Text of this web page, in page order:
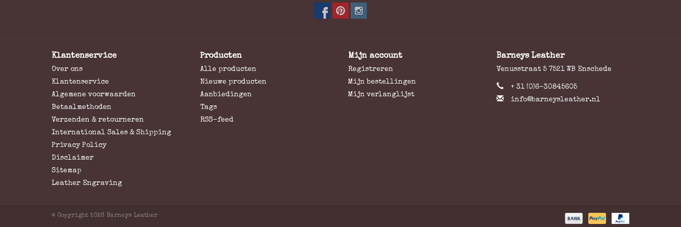
Klantenservice
Over ons
Klantenservice
Algemene voorwaarden
Betaalmethoden
Verzenden & retourneren
International Sales & Shipping
Privacy Policy
Disclaimer
Sitemap
Leather Engraving
Producten
Alle producten
Nieuwe producten
Aanbiedingen
Tags
RSS-feed
Mijn account
Registreren
Mijn bestellingen
Mijn verlanglijst
Barneys Leather
Venusstraat 5 7521 WB Enschede
+ 31 (0)6-30845605
info@barneysleather.nl